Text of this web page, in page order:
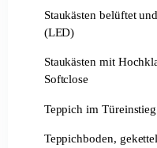
Staukästen belüftet
(LED)
Staukästen mit
Softclose
Teppich im
Teppichboden,